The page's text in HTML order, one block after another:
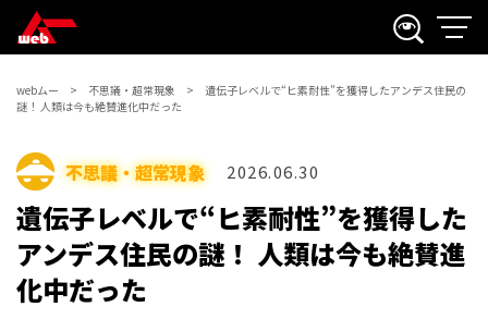
webムー 不思議・超常現象
遺伝子レベルで“ヒ素耐性”を獲得したアンデス住民の
謎！ 人類は今も絶賛進化中だった
不思議・超常現象 2026.06.30
遺伝子レベルで“ヒ素耐性”を獲得した
アンデス住民の謎！ 人類は今も絶賛進
化中だった